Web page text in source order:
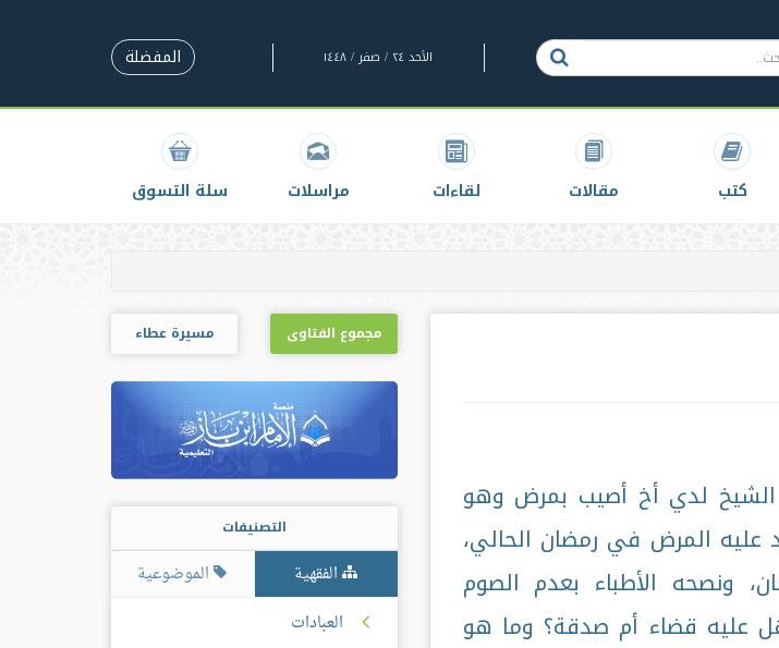
الأحد ٢٤ / صفر / ١٤٤٨ المفضلة
كتب مقالات لقاءات مراسلات سلة التسوق
لدي أخ أصيب بمرض وهو
المرض في رمضان الحالي،
الأطباء بعدم الصوم
عليه قضاء أم صدقة؟ وما هو
مجموع الفتاوى مسيرة عطاء
التصنيفات
الفقهية
الموضوعية
العبادات